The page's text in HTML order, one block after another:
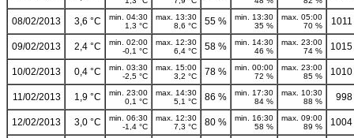
08/02/2013 3,6 °C
min. 04:30
1,3 °C
max. 13:30
8,6 °C
55 %
min. 13:30
35 %
max. 05:00
70 %
09/02/2013 2,4 °C
min. 02:00
-0,1 °C
max. 12:30
6,4 °C
58 %
min. 14:30
46 %
max. 23:00
74 %
10/02/2013 0,4 °C
min. 03:30
-2,5 °C
max. 15:00
3,2 °C
78 %
min. 00:00
72 %
max. 23:00
85 %
11/02/2013 1,9 °C
min. 23:00
0,1 °C
max. 14:30
5,1 °C
86 %
min. 17:30
84 %
max. 10:30
88 %
998
12/02/2013 3,0 °C
min. 06:30
-1,4 °C
max. 12:30
7,3 °C
80 %
min. 16:30
58 %
max. 09:00
89 %